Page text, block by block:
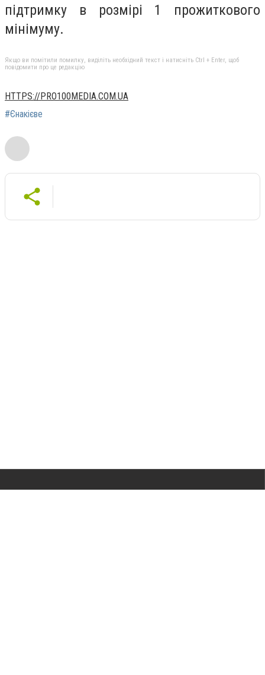
підтримку в розмірі 1 прожиткового
мінімуму.
Якщо ви помітили помилку, виділіть необхідний текст і натисніть Ctrl + Enter, щоб
повідомити про це редакцію
HTTPS://PRO100MEDIA.COM.UA
#Єнакієве